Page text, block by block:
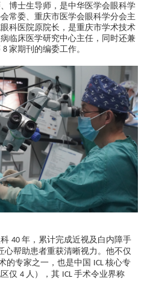
博士生导师，是中华医学会眼科学
常委、重庆市医学会眼科学分会主
科医院原院长，是重庆市学术技术
临床医学研究中心主任，同时还兼
8 家期刊的编委工作。
40 年，累计完成近视及白内障手
心帮助患者重获清晰视力。他不仅
的专家之一，也是中国 ICL 核心专
仅 4 人），其 ICL 手术令业界称